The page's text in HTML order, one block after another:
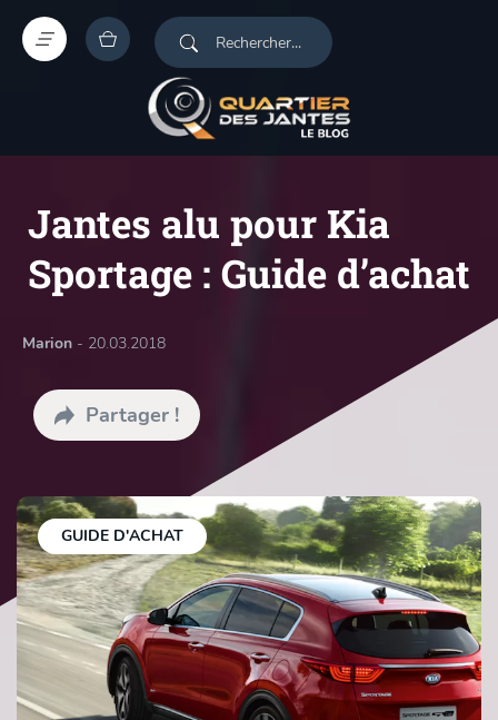
Jantes alu pour Kia
Sportage : Guide d’achat
Marion - 20.03.2018
Partager !
GUIDE D'ACHAT